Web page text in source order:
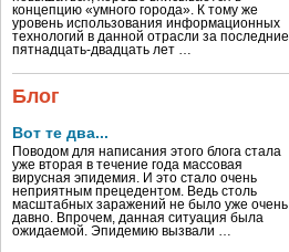
концепцию «умного города». К тому же
уровень использования информационных
технологий в данной отрасли за последние
пятнадцать-двадцать лет …
Блог
Вот те два...
Поводом для написания этого блога стала
уже вторая в течение года массовая
вирусная эпидемия. И это стало очень
неприятным прецедентом. Ведь столь
масштабных заражений не было уже очень
давно. Впрочем, данная ситуация была
ожидаемой. Эпидемию вызвали …